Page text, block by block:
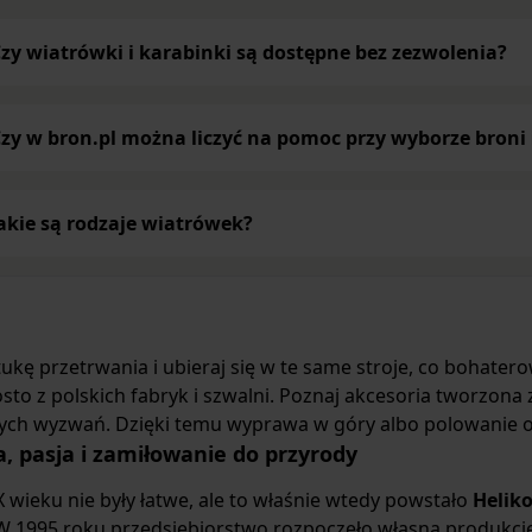
Wyróżniamy następujące podkategorie wiatrówek:
modele sprężynowe – zwykle z magazynkami
sprężonym powietrzem, wprost z zasobników
– kwestie prawne
do wiatrówek
znajduje się także szeregakcesoriów do wiatrówek
na nie uwagę, gdyż nie tylko ułatwiają nam używanie
wiatrówki i karabinki są dostępne bez zezwolenia?
w bron.pl można liczyć na pomoc przy wyborze
są rodzaje wiatrówek?
przetrwania i ubieraj się w te same stroje, co
z polskich fabryk i szwalni. Poznaj akcesoria
wyzwań. Dzięki temu wyprawa w góry albo polowanie
pasja i zamiłowanie do przyrody
wieku nie były łatwe, ale to właśnie wtedy powstało